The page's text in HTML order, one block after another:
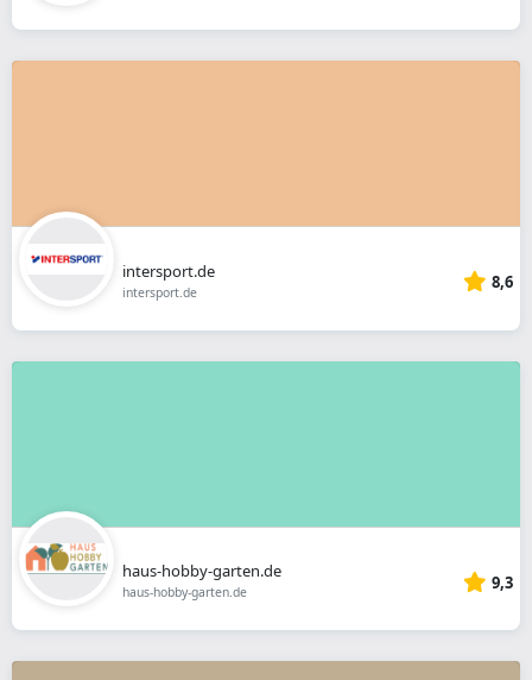
intersport.de
intersport.de 8,6
haus-hobby-garten.de
haus-hobby-garten.de 9,3